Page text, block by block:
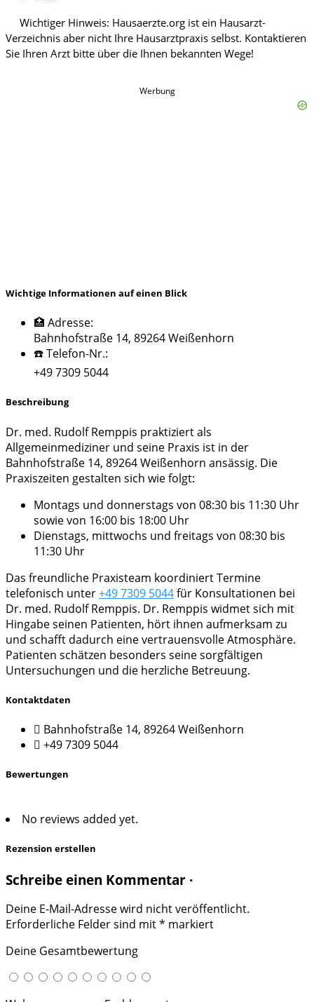
Werbung
Wichtige Informationen auf einen Blick
🏥 Adresse:
Bahnhofstraße 14, 89264 Weißenhorn
☎️ Telefon-Nr.:
+49 7309 5044
Beschreibung
Dr. med. Rudolf Remppis praktiziert als
Allgemeinmediziner und seine Praxis ist in der
Bahnhofstraße 14, 89264 Weißenhorn ansässig. Die
Praxiszeiten gestalten sich wie folgt:
Montags und donnerstags von 08:30 bis 11:30 Uhr
sowie von 16:00 bis 18:00 Uhr
Dienstags, mittwochs und freitags von 08:30 bis
11:30 Uhr
Das freundliche Praxisteam koordiniert Termine
telefonisch unter+49 7309 5044für Konsultationen bei
Dr. med. Rudolf Remppis. Dr. Remppis widmet sich mit
Hingabe seinen Patienten, hört ihnen aufmerksam zu
und schafft dadurch eine vertrauensvolle Atmosphäre.
Patienten schätzen besonders seine sorgfältigen
Untersuchungen und die herzliche Betreuung.
Kontaktdaten
Bahnhofstraße 14, 89264 Weißenhorn
+49 7309 5044
Bewertungen
No reviews added yet.
Rezension erstellen
Schreibe einen Kommentar ·
Deine E-Mail-Adresse wird nicht veröffentlicht.
Erforderliche Felder sind mit* markiert
Deine Gesamtbewertung